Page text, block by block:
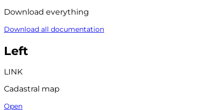
Download everything
Download all documentation
Left
LINK
Cadastral map
Open